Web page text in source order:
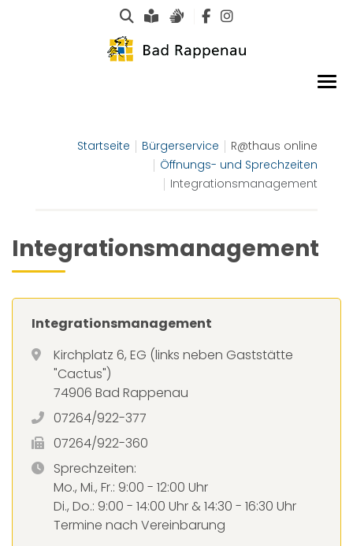
Suche
Leichte Sprache
Gebärdensprachen
Startseite Bürgerservice
R@thaus online
Öffnungs- und Sprechzeiten
Integrationsmanagement
Integrationsmanagement
Integrationsmanagement
Kirchplatz 6, EG (links neben Gaststätte
"Cactus")
74906 Bad Rappenau
07264/922-377
07264/922-360
Sprechzeiten:
Mo., Mi., Fr.: 9:00 - 12:00 Uhr
Di., Do.: 9:00 - 14:00 Uhr & 14:30 - 16:30 Uhr
Termine nach Vereinbarung